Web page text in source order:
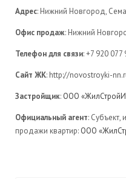
Адрес: Нижний Новгород,
Офис продаж: Нижний
Телефон для связи: +7 920 077
Сайт ЖК: http://novostroyki-
Застройщик: ООО
Официальный агент:
продажи квартир: ООО